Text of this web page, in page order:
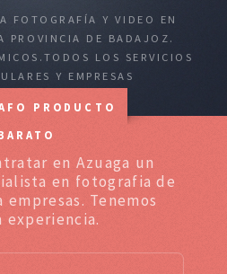
FOTOGRAFÍA Y VIDEO EN
PROVINCIA DE BADAJOZ.
LOS SERVICIOS
Y EMPRESAS
PRODUCTO
en Azuaga un
en fotografia de
Tenemos
experiencia.